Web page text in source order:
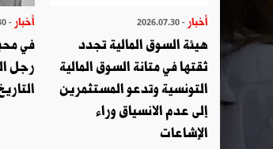
أخبار - 2026.07.30
هيئة السوق المالية تجدد
ثقتها في متانة السوق المالية
التونسية وتدعو المستثمرين
إلى عدم الانسياق وراء
الإشاعات
أخبار - 2026.07.30
في
رجل